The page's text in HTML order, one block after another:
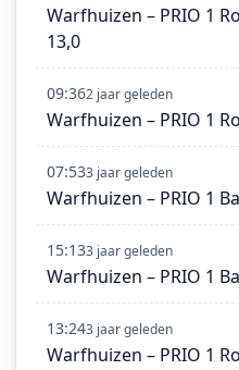
Warfhuizen – PRIO 1
13,0
09:362 jaar geleden
Warfhuizen – PRIO 1
07:533 jaar geleden
Warfhuizen – PRIO 1
15:133 jaar geleden
Warfhuizen – PRIO 1
13:243 jaar geleden
Warfhuizen – PRIO 1